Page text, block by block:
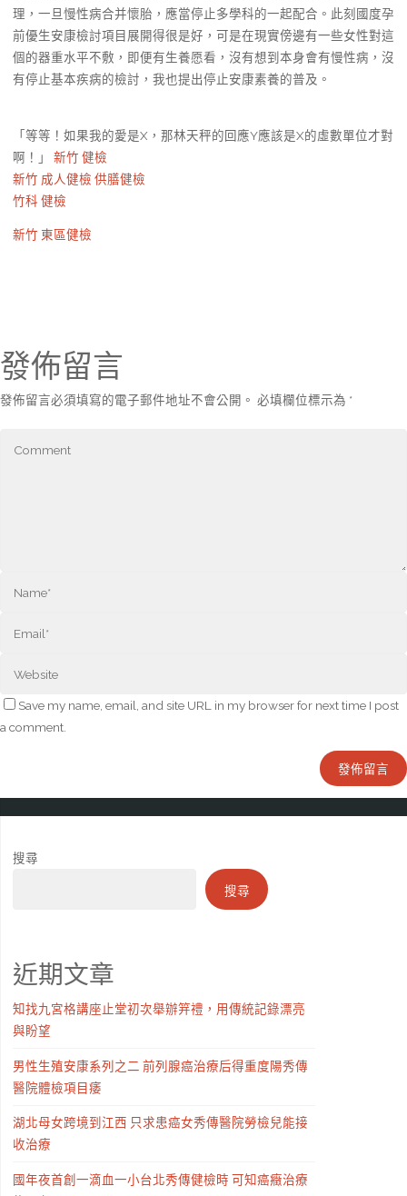
理，一旦慢性病合并懷胎，應當停止多學科的一起配合。此刻國度孕
前優生安康檢討項目展開得很是好，可是在現實傍邊有一些女性對這
個的器重水平不敷，即便有生養愿看，沒有想到本身會有慢性病，沒
有停止基本疾病的檢討，我也提出停止安康素養的普及。
「等等！如果我的愛是X，那林天秤的回應Y應該是X的虛數單位才對
啊！」 新竹 健檢
新竹 成人健檢 供膳健檢
竹科 健檢
新竹 東區健檢
發佈留言
發佈留言必須填寫的電子郵件地址不會公開。 必填欄位標示為 *
Save my name, email, and site URL in my browser for next time I post
a comment.
搜尋
搜尋
近期文章
知找九宮格講座止堂初次舉辦笄禮，用傳統記錄漂亮
與盼望
男性生殖安康系列之二 前列腺癌治療后得重度陽秀傳
醫院體檢項目痿
湖北母女跨境到江西 只求患癌女秀傳醫院勞檢兒能接
收治療
國年夜首創一滴血一小台北秀傳健檢時 可知癌癥治療